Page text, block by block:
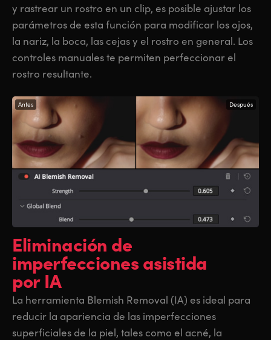
y rastrear un rostro en un clip, es posible ajustar los
parámetros de esta función para modificar los ojos,
la nariz, la boca, las cejas y el rostro en general. Los
controles manuales te permiten perfeccionar el
rostro resultante.
Antes Después
Eliminación de
imperfeccionesasistida
por IA
La herramienta Blemish Removal (IA) es ideal para
reducir la apariencia de las imperfecciones
superficiales de la piel, tales como el acné, la